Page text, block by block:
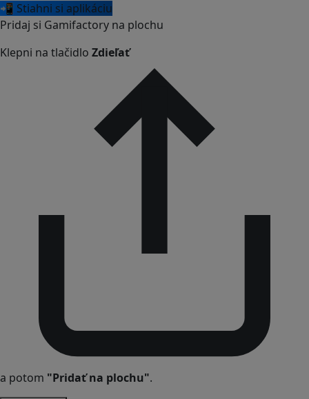
📲 Stiahni si aplikáciu
Pridaj si Gamifactory na plochu
Klepni na tlačidlo Zdieľať
a potom "Pridať na plochu".